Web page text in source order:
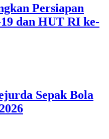
Persiapan
dan HUT RI ke-
Sepak Bola